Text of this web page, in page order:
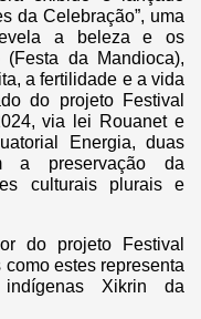
da Celebração”, uma
a beleza e os
da Mandioca),
a fertilidade e a vida
do projeto Festival
via lei Rouanet e
Energia, duas
a preservação da
culturais plurais e
do projeto Festival
estes representa
Xikrin da